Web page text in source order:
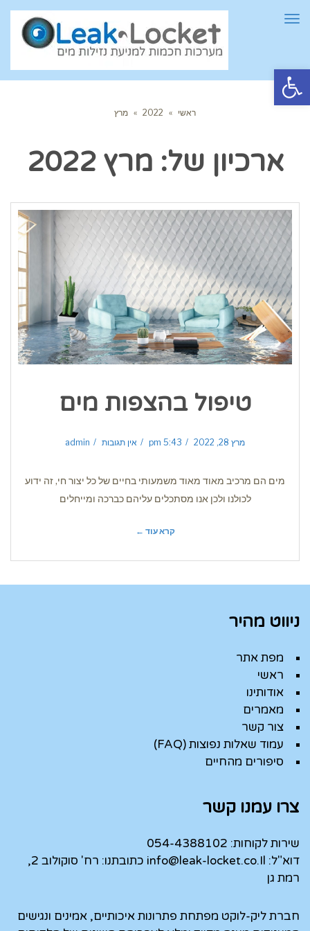
תפריט
ראשי »
2022
» מרץ
ארכיון של: מרץ 2022
טיפול בהצפות מים
מרץ 28, 2022 5:43 pm אין תגובות admin
מים הם מרכיב מאוד מאוד משמעותי בחיים של כל יצור חי, זה ידוע
לכולנו ולכן אנו מסתכלים עליהם כברכה ומייחלים
קרא עוד ←
ניווט מהיר
מפת אתר
ראשי
אודותינו
מאמרים
צור קשר
עמוד שאלות נפוצות (FAQ)
סיפורים מהחיים
צרו עמנו קשר
שירות לקוחות: 054-4388102
דוא"ל: info@leak-locket.co.Il
כתובתנו: רח' סוקולוב 2,
רמת גן
חברת ליק-לוקט מפתחת פתרונות איכותיים, אמינים ונגישים
פתח סרגל נגישות